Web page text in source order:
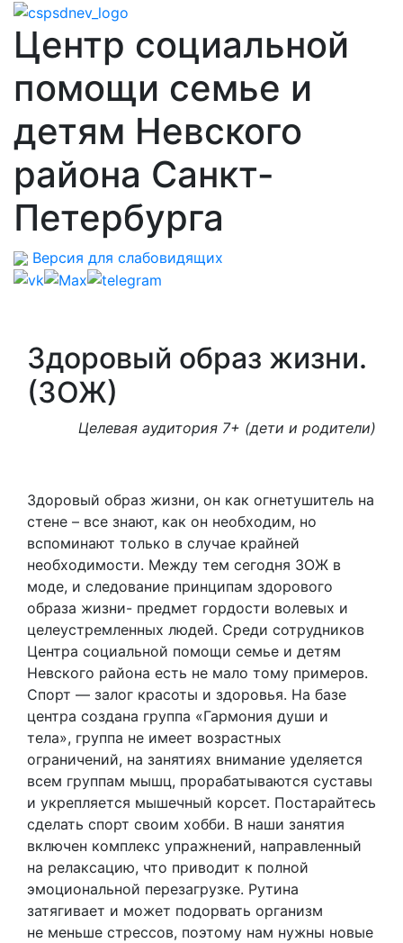
Центр социальной
помощи семье и
детям Невского
района Санкт-
Петербурга
Версия для слабовидящих
Здоровый образ жизни.
(ЗОЖ)
Целевая аудитория 7+ (дети и родители)
Здоровый образ жизни, он как огнетушитель на
стене – все знают, как он необходим, но
вспоминают только в случае крайней
необходимости. Между тем сегодня ЗОЖ в
моде, и следование принципам здорового
образа жизни- предмет гордости волевых и
целеустремленных людей. Среди сотрудников
Центра социальной помощи семье и детям
Невского района есть не мало тому примеров.
Спорт — залог красоты и здоровья. На базе
центра создана группа «Гармония души и
тела», группа не имеет возрастных
ограничений, на занятиях внимание уделяется
всем группам мышц, прорабатываются суставы
и укрепляется мышечный корсет. Постарайтесь
сделать спорт своим хобби. В наши занятия
включен комплекс упражнений, направленный
на релаксацию, что приводит к полной
эмоциональной перезагрузке. Рутина
затягивает и может подорвать организм
не меньше стрессов, поэтому нам нужны новые